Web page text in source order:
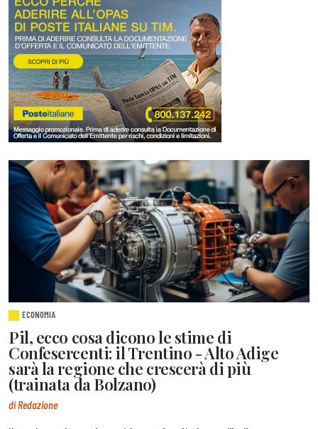
ECONOMIA
Pil, ecco cosa dicono le stime di
Confesercenti: il Trentino - Alto Adige
sarà la regione che crescerà di più
(trainata da Bolzano)
di Redazione